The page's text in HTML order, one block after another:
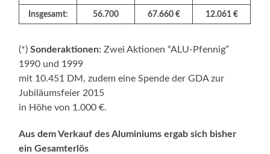
Insgesamt: 56.700 67.660 € 12.061 €
(*)Sonderaktionen: Zwei Aktionen “ALU-Pfennig”
1990 und 1999
mit 10.451 DM, zudem eine Spende der GDA zur
Jubiläumsfeier 2015
in Höhe von 1.000 €.
Aus dem Verkauf des Aluminiums ergab sich bisher
ein Gesamterlös